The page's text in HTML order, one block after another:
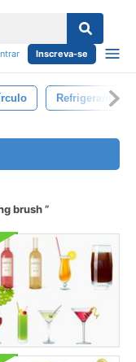
Inscreva-se
Refrigerante
brush